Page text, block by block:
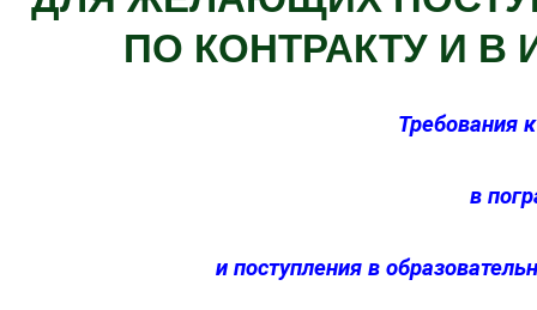
ПО КОНТРАКТУ И
Требования
в
и поступления в